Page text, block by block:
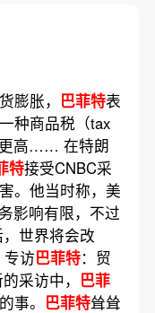
膨胀， 巴菲特表
种商品税（tax
更高…… 在特朗
特接受CNBC采
。他当时称，美
影响有限，不过
世界将会改
专访巴菲特：贸
采访中， 巴菲
事。 巴菲特耸耸